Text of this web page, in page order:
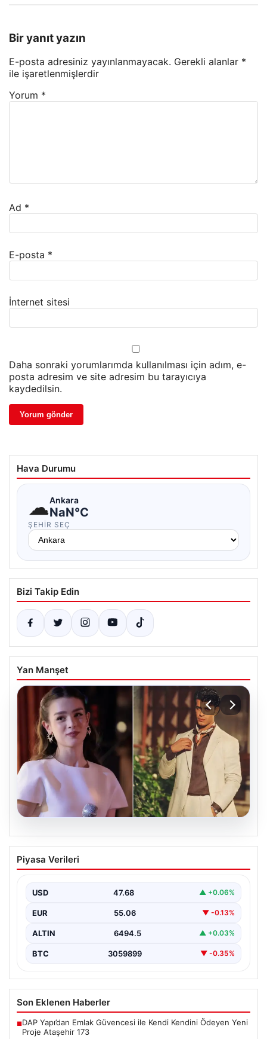
Bir yanıt yazın
E-posta adresiniz yayınlanmayacak. Gerekli alanlar *
ile işaretlenmişlerdir
Yorum *
Ad *
E-posta *
İnternet sitesi
Daha sonraki yorumlarımda kullanılması için adım, e-
posta adresim ve site adresim bu tarayıcıya
kaydedilsin.
Hava Durumu
☁Ankara
NaN°C
ŞEHIR SEÇ
Bizi Takip Edin
Yan Manşet
‘Yeraltı’ dizisinde şok olay! Babası suç
duyurusunda bulundu: ‘Kızımla reşit
Piyasa Verileri
USD 47.68 ▲ +0.06%
EUR 55.06 ▼ -0.13%
ALTIN 6494.5 ▲ +0.03%
BTC 3059899 ▼ -0.35%
Son Eklenen Haberler
■DAP Yapı’dan Emlak Güvencesi ile Kendi Kendini Ödeyen Yeni
Proje Ataşehir 173